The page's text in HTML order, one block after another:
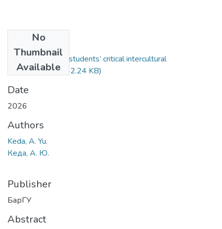
No
Thumbnail
Available
Raising university students’ critical intercultural
awareness.pdf(142.24 KB)
Date
2026
Authors
Keda, A. Yu.
Кеда, А. Ю.
Publisher
БарГУ
Abstract